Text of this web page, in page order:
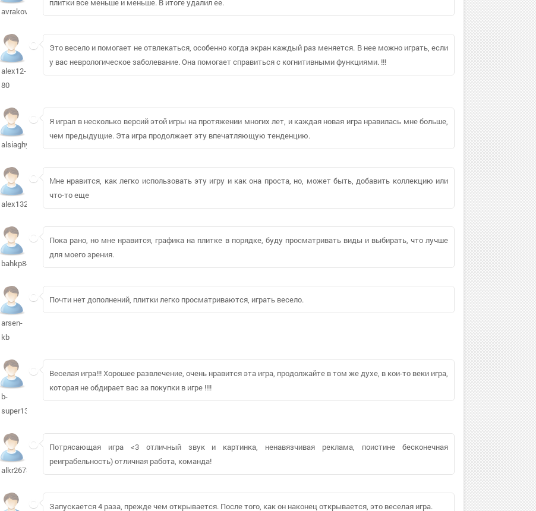
avrakov78166
плитки все меньше и меньше. В итоге удалил ее.
alex12-
80
Это весело и помогает не отвлекаться, особенно когда экран каждый раз меняется. В нее можно играть, если
у вас неврологическое заболевание. Она помогает справиться с когнитивными функциями. !!!
alsiaghy40
Я играл в несколько версий этой игры на протяжении многих лет, и каждая новая игра нравилась мне больше,
чем предыдущие. Эта игра продолжает эту впечатляющую тенденцию.
alex13245128
Мне нравится, как легко использовать эту игру и как она проста, но, может быть, добавить коллекцию или
что-то еще
bahkp849
Пока рано, но мне нравится, графика на плитке в порядке, буду просматривать виды и выбирать, что лучше
для моего зрения.
arsen-
kb
Почти нет дополнений, плитки легко просматриваются, играть весело.
b-
super130
Веселая игра!!! Хорошее развлечение, очень нравится эта игра, продолжайте в том же духе, в кои-то веки игра,
которая не обдирает вас за покупки в игре !!!!
alkr2673
Потрясающая игра <3 отличный звук и картинка, ненавязчивая реклама, поистине бесконечная
реиграбельность) отличная работа, команда!
Запускается 4 раза, прежде чем открывается. После того, как он наконец открывается, это веселая игра.